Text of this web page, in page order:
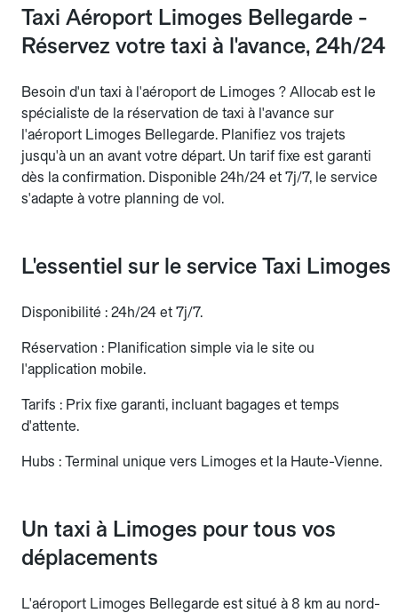
Taxi Aéroport Limoges Bellegarde -
Réservez votre taxi à l'avance, 24h/24
Besoin d'un taxi à l'aéroport de Limoges ? Allocab est le
spécialiste de la réservation de taxi à l'avance sur
l'aéroport Limoges Bellegarde. Planifiez vos trajets
jusqu'à un an avant votre départ. Un tarif fixe est garanti
dès la confirmation. Disponible 24h/24 et 7j/7, le service
s'adapte à votre planning de vol.
L'essentiel sur le service Taxi Limoges
Disponibilité : 24h/24 et 7j/7.
Réservation : Planification simple via le site ou
l'application mobile.
Tarifs : Prix fixe garanti, incluant bagages et temps
d'attente.
Hubs : Terminal unique vers Limoges et la Haute-Vienne.
Un taxi à Limoges pour tous vos
déplacements
L'aéroport Limoges Bellegarde est situé à 8 km au nord-